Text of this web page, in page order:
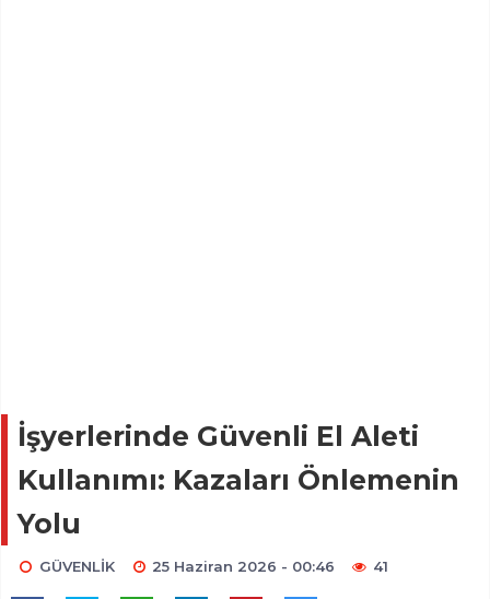
İşyerlerinde Güvenli El Aleti
Kullanımı: Kazaları Önlemenin
Yolu
GÜVENLİK 25 Haziran 2026 - 00:46 41